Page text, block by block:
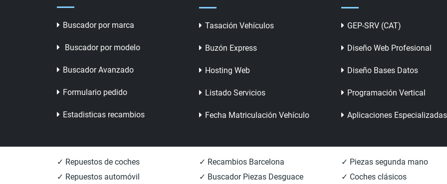
Buscador por marca
Buscador por modelo
Buscador Avanzado
Formulario pedido
Estadisticas recambios
Tasación Vehículos
Buzón Express
Hosting Web
Listado Servicios
Fecha Matriculación Vehículo
GEP-SRV (CAT)
Diseño Web Profesional
Diseño Bases Datos
Programación Vertical
Aplicaciones Especializadas
✓ Repuestos de coches
✓ Repuestos automóvil
✓ Recambios Barcelona
✓ Buscador Piezas Desguace
✓ Piezas segunda mano
✓ Coches clásicos